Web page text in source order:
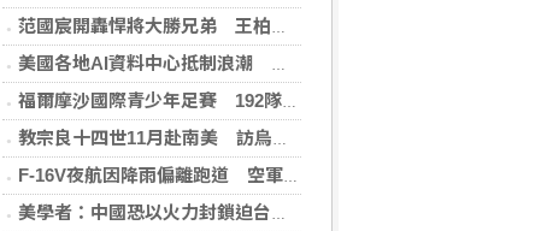
范國宸開轟悍將大勝兄弟 王柏融再見安雄鷹擒猿
美國各地AI資料中心抵制浪潮 川普指控北京煽動
福爾摩沙國際青少年足賽 192隊參賽規模創新高
教宗良十四世11月赴南美 訪烏拉圭、阿根廷和秘魯
F-16V夜航因降雨偏離跑道 空軍：人員安全飛機輕損
美學者：中國恐以火力封鎖迫台屈服 降低國際介入可能